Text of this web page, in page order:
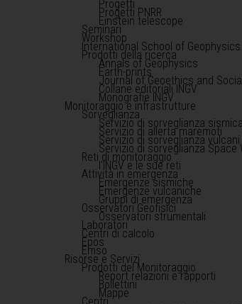
Progetti
Progetti PNRR
Einstein telescope
Seminari
Workshop
International School of
Prodotti della ricerca
Annals of Geophysics
Earth-prints
Journal of Geoethics and
Collane editoriali INGV
Monografie INGV
Monitoraggio e infrastrutture
Sorveglianza
Servizio di sorveglianza sismica
Servizio di allerta maremoti
Servizio di sorveglianza
Servizio di sorveglianza Space
Reti di monitoraggio
l'INGV e le sue reti
Attività in emergenza
Emergenze sismiche
Emergenze vulcaniche
Gruppi di emergenza
Osservatori Geofisici
Osservatori strumentali
Laboratori
Centri di calcolo
Epos
Emso
Risorse e Servizi
Prodotti del Monitoraggio
Report relazioni e rapporti
Bollettini
Mappe